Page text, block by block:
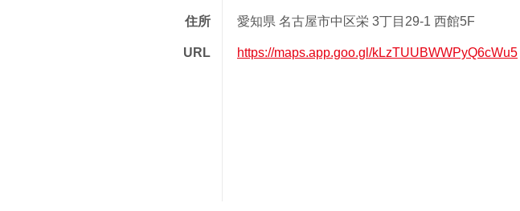
住所 愛知県 名古屋市中区栄 3丁目29-1 西館5F
URL https://maps.app.goo.gl/kLzTUUBWWPyQ6cWu5